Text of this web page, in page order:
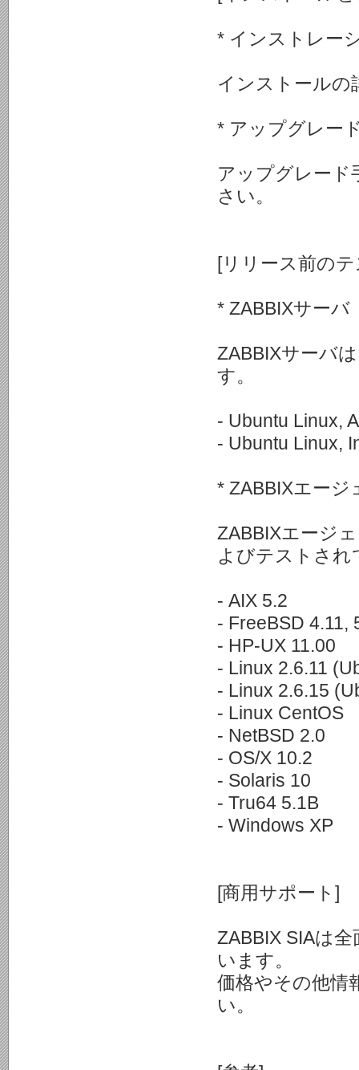
* インストレー
インストールの
* アップグレー
アップグレード
さい。
[リリース前の
* ZABBIXサーバ
ZABBIXサーバ
す。
- Ubuntu Linux,
- Ubuntu Linux,
* ZABBIXエージ
ZABBIXエージ
よびテストされ
- AIX 5.2
- FreeBSD 4.11,
- HP-UX 11.00
- Linux 2.6.11
- Linux 2.6.15
- Linux CentOS
- NetBSD 2.0
- OS/X 10.2
- Solaris 10
- Tru64 5.1B
- Windows XP
[商用サポート]
ZABBIX SIAは
います。
価格やその他情
い。